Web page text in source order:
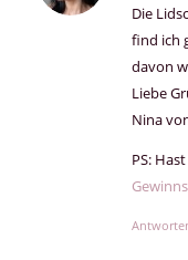
Die
find ich
davon
Liebe
Nina
PS: